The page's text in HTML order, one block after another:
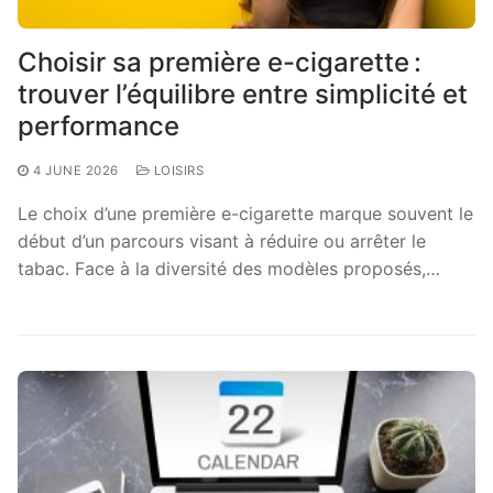
Choisir sa première e-cigarette :
trouver l’équilibre entre simplicité et
performance
4 JUNE 2026 LOISIRS
Le choix d’une première e-cigarette marque souvent le
début d’un parcours visant à réduire ou arrêter le
tabac. Face à la diversité des modèles proposés,…